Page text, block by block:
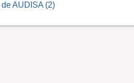
AUDISA (2)